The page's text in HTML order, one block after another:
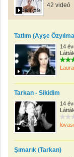
42 videó
Tatlım (Ayşe
14
Tarkan - Sikidim
14
Şımarık (Tarkan)